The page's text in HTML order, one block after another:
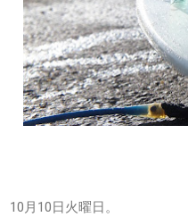
10月10日火曜日。